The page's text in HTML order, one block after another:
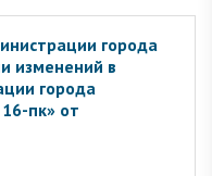
города
изменений в
города
пк» от